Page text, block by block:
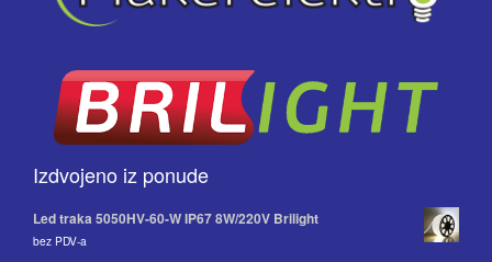
Izdvojeno iz ponude
Led traka 5050HV-60-W IP67 8W/220V Brilight
bez PDV-a